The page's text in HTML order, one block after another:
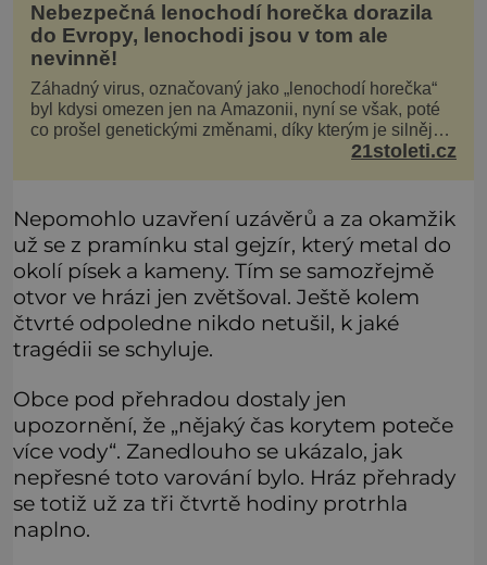
Nebezpečná lenochodí horečka dorazila
do Evropy, lenochodi jsou v tom ale
nevinně!
Záhadný virus, označovaný jako „lenochodí horečka“
byl kdysi omezen jen na Amazonii, nyní se však, poté
co prošel genetickými změnami, díky kterým je silnější,
šíří po celé Americe a první případy se objevily už i v
21stoleti.cz
Nepomohlo uzavření uzávěrů a za okamžik
už se z pramínku stal gejzír, který metal do
okolí písek a kameny. Tím se samozřejmě
otvor ve hrázi jen zvětšoval. Ještě kolem
čtvrté odpoledne nikdo netušil, k jaké
tragédii se schyluje.
Obce pod přehradou dostaly jen
upozornění, že „nějaký čas korytem poteče
více vody“. Zanedlouho se ukázalo, jak
nepřesné toto varování bylo. Hráz přehrady
se totiž už za tři čtvrtě hodiny protrhla
naplno.